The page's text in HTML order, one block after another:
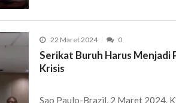
22 Maret 2024 0
Serikat Buruh Harus Menjadi
Krisis
Sao Paulo-Brazil, 2 Maret 2024.